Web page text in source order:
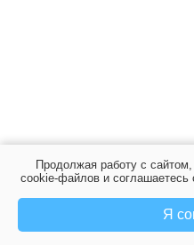
Продолжая работу с
cookie-файлов и соглашаетесь
Я